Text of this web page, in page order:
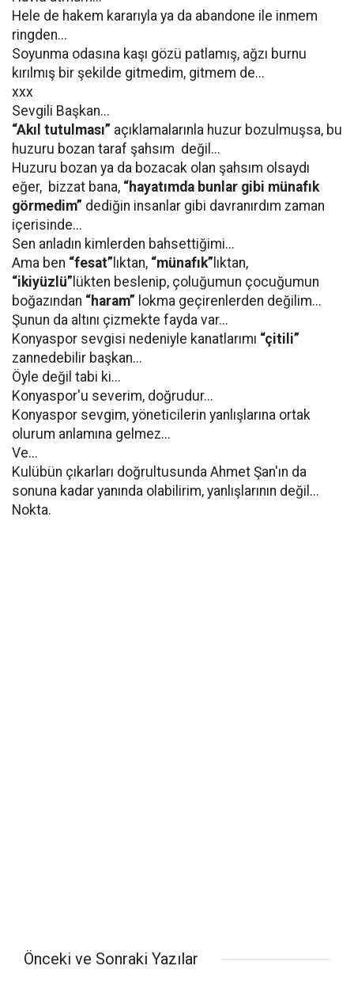
Hele de hakem kararıyla ya da abandone ile inmem
ringden...
Soyunma odasına kaşı gözü patlamış, ağzı burnu
kırılmış bir şekilde gitmedim, gitmem de...
xxx
Sevgili Başkan...
“Akıl tutulması” açıklamalarınla huzur bozulmuşsa, bu
huzuru bozan taraf şahsım değil...
Huzuru bozan ya da bozacak olan şahsım olsaydı
eğer, bizzat bana, “hayatımda bunlar gibi münafık
görmedim” dediğin insanlar gibi davranırdım zaman
içerisinde...
Sen anladın kimlerden bahsettiğimi...
Ama ben “fesat” lıktan, “münafık” lıktan,
“ikiyüzlü” lükten beslenip, çoluğumun çocuğumun
boğazından “haram” lokma geçirenlerden değilim...
Şunun da altını çizmekte fayda var...
Konyaspor sevgisi nedeniyle kanatlarımı “çitili”
zannedebilir başkan...
Öyle değil tabi ki...
Konyaspor'u severim, doğrudur...
Konyaspor sevgim, yöneticilerin yanlışlarına ortak
olurum anlamına gelmez...
Ve...
Kulübün çıkarları doğrultusunda Ahmet Şan'ın da
sonuna kadar yanında olabilirim, yanlışlarının değil...
Nokta.
Önceki ve Sonraki Yazılar